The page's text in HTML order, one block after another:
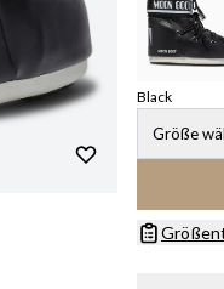
Black
Größe